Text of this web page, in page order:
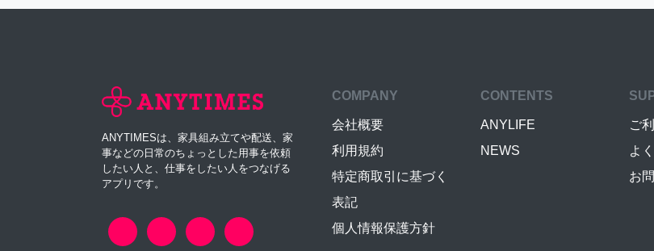
ANYTIMESは、家具組み立てや配送、家
事などの日常のちょっとした用事を依頼
したい人と、仕事をしたい人をつなげる
アプリです。
COMPANY
会社概要
利用規約
特定商取引に基づく
表記
個人情報保護方針
CONTENTS
ANYLIFE
NEWS
ご
よ
お